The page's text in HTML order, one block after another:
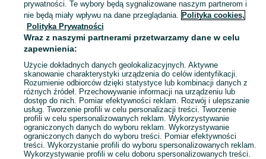
Mapa kategorii
Mapa miejscowości
Mapa ministron
Popularne wyszukiwania
prywatności. Te wybory będą sygnalizowane naszym partnerom i
nie będą miały wpływu na dane przeglądania. Polityka cookies,
Polityka Prywatności
Wraz z naszymi partnerami przetwarzamy dane w celu
zapewnienia:
Użycie dokładnych danych geolokalizacyjnych. Aktywne
skanowanie charakterystyki urządzenia do celów identyfikacji.
Rozumienie odbiorców dzięki statystyce lub kombinacji danych z
różnych źródeł. Przechowywanie informacji na urządzeniu lub
dostęp do nich. Pomiar efektywności reklam. Rozwój i ulepszanie
usług. Tworzenie profili w celu personalizacji treści. Tworzenie
profili w celu spersonalizowanych reklam. Wykorzystywanie
ograniczonych danych do wyboru reklam. Wykorzystywanie
ograniczonych danych do wyboru treści. Pomiar efektywności
treści. Wykorzystanie profili do wyboru spersonalizowanych reklam.
Wykorzystywanie profili w celu doboru spersonalizowanych treści.